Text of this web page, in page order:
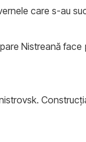
care s-au
Nistreană